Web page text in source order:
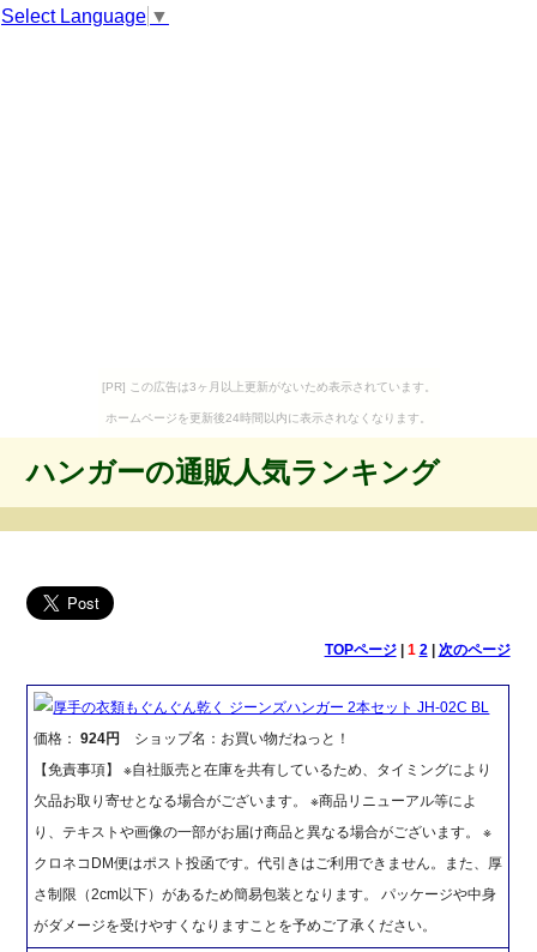
Select Language ▼
[PR] この広告は3ヶ月以上更新がないため表示されています。
ホームページを更新後24時間以内に表示されなくなります。
ハンガーの通販人気ランキング
TOPページ| 1 2| 次のページ
厚手の衣類もぐんぐん乾く ジーンズハンガー 2本セット JH-02C BL
価格：924円
ショップ名：お買い物だねっと！
【免責事項】 ※自社販売と在庫を共有しているため、タイミングにより
欠品お取り寄せとなる場合がございます。 ※商品リニューアル等によ
り、テキストや画像の一部がお届け商品と異なる場合がございます。 ※
クロネコDM便はポスト投函です。代引きはご利用できません。また、厚
さ制限（2cm以下）があるため簡易包装となります。 パッケージや中身
がダメージを受けやすくなりますことを予めご了承ください。